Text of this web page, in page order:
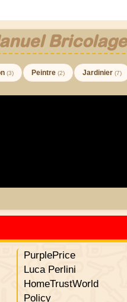
(3) Peintre (2) Jardinier (7)
PurplePrice
Luca Perlini
HomeTrustWorld
Policy